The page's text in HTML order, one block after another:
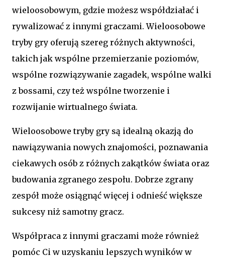
wieloosobowym, gdzie możesz współdziałać i
rywalizować z innymi graczami. Wieloosobowe
tryby gry oferują szereg różnych aktywności,
takich jak wspólne przemierzanie poziomów,
wspólne rozwiązywanie zagadek, wspólne walki
z bossami, czy też wspólne tworzenie i
rozwijanie wirtualnego świata.
Wieloosobowe tryby gry są idealną okazją do
nawiązywania nowych znajomości, poznawania
ciekawych osób z różnych zakątków świata oraz
budowania zgranego zespołu. Dobrze zgrany
zespół może osiągnąć więcej i odnieść większe
sukcesy niż samotny gracz.
Współpraca z innymi graczami może również
pomóc Ci w uzyskaniu lepszych wyników w